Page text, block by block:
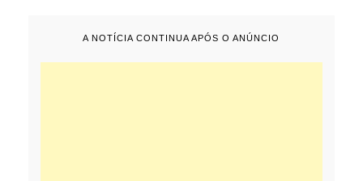
A NOTÍCIA CONTINUA APÓS O ANÚNCIO